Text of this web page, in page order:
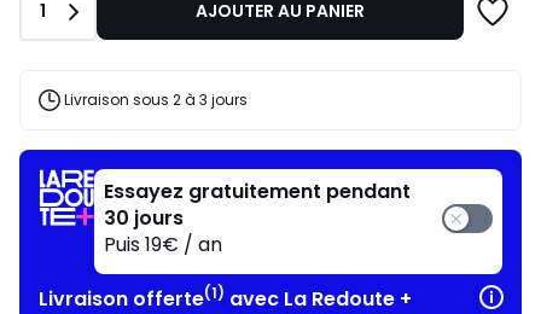
l’achat
articles
profite
!
Quantité
1 AJOUTER AU PANIER
Livraison sous 2 à 3 jours
Essayez gratuitement pendant
30 jours
Puis 19€ / an
Livraison offerte(1) avec La Redoute +